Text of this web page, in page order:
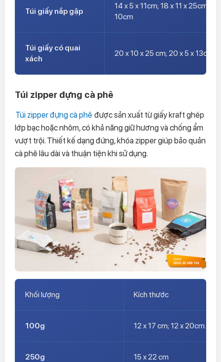
Túi giấy nắp gập
14 x 5 x 11cm; 18 x 11 x 25cm;
10cm
Túi giấy có quai
xách
20 x 10 x 25 cm; 20 x 5 x 13cm;
Túi zipper đựng cà phê
Túi zipper đựng cà phê được sản xuất từ giấy kraft ghép
lớp bạc hoặc nhôm, có khả năng giữ hương và chống ẩm
vượt trội. Thiết kế dạng đứng, khóa zipper giúp bảo quản
cà phê lâu dài và thuận tiện khi sử dụng.
Khối lượng Kích thước
100g 12 x 17 cm; 12 x 20cm..
250g 15 x 22 cm